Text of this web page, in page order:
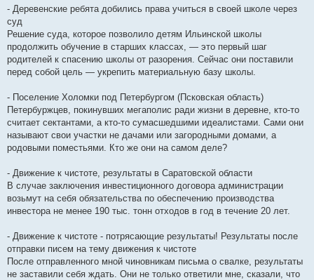
- Деревенские ребята добились права учиться в своей школе через
суд
Решение суда, которое позволило детям Ильинской школы
продолжить обучение в старших классах, — это первый шаг
родителей к спасению школы от разорения. Сейчас они поставили
перед собой цель — укрепить материальную базу школы.
- Поселение Холомки под Петербургом (Псковская область)
Петербуржцев, покинувших мегаполис ради жизни в деревне, кто-то
считает сектантами, а кто-то сумасшедшими идеалистами. Сами они
называют свои участки не дачами или загородными домами, а
родовыми поместьями. Кто же они на самом деле?
- Движение к чистоте, результаты в Саратовской области
В случае заключения инвестиционного договора администрации
возьмут на себя обязательства по обеспечению производства
инвестора не менее 190 тыс. тонн отходов в год в течение 20 лет.
- Движение к чистоте - потрясающие результаты! Результаты после
отправки писем на тему движения к чистоте
После отправленного мной чиновникам письма о свалке, результаты
не заставили себя ждать. Они не только ответили мне, сказали, что